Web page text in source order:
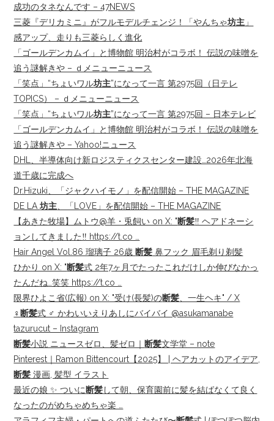
成功のタネなんです – 47NEWS
三菱『デリカミニ』がフルモデルチェンジ！「やんちゃ坊主 」
感アップ、走りも三菱らしく進化
「ゴールデンカムイ」と博物館 明治村がコラボ！ 伝説の味噌を
追う謎解きや – ｄメニューニュース
「笑点」“ちょいワル坊主”になって一言 第2975回（日テレ
TOPICS） – ｄメニューニュース
「笑点」“ちょいワル坊主”になって一言 第2975回 – 日本テレビ
「ゴールデンカムイ」と博物館 明治村がコラボ！ 伝説の味噌を
追う謎解きや – Yahoo!ニュース
DHL、半導体向け新ロジスティクスセンター建設…2026年北海
道千歳に完成へ
Dr.Hizuki、「ジャクハイモノ」を配信開始 – THE MAGAZINE
DE LA坊主 、「LOVE」を配信開始 – THE MAGAZINE
【あきた牧場】ムトウ@羊・兎飼い on X: "断髪‼️ ヘアドネーシ
ョンしてきました‼️ https://t.co …
Hair Angel Vol.86 瑠璃子 26歳 断髪 鼻フック 眉毛剃り剃髪
ひかり on X: "断髪式 2年7ヶ月でたったこれだけしか伸びなかっ
たんだね…笑笑 https://t.co …
限界ひよこ省(広報) on X: "受け(長髪)の断髪 、一生ヘキ" / X
‍♀️ 断髪式 ‍♂️ かわいいえりあしにバイバイ @asukamanabe
tazurucut – Instagram
断髪小説 ニュースゼロ、髪ゼロ｜ 断髪文学堂 – note
Pinterest｜Ramon Bittencourt【2025】 | ヘアカットのアイデア,
断髪 漫画, 髪型 イラスト
最近の娘 ✨️ ついに 断髪して朝、保育園前に髪を結ばなくて良く
なったのがめちゃめちゃ楽 …